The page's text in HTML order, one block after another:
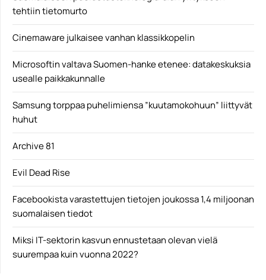
tehtiin tietomurto
Cinemaware julkaisee vanhan klassikkopelin
Microsoftin valtava Suomen-hanke etenee: datakeskuksia
usealle paikkakunnalle
Samsung torppaa puhelimiensa ”kuutamokohuun” liittyvät
huhut
Archive 81
Evil Dead Rise
Facebookista varastettujen tietojen joukossa 1,4 miljoonan
suomalaisen tiedot
Miksi IT-sektorin kasvun ennustetaan olevan vielä
suurempaa kuin vuonna 2022?